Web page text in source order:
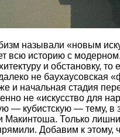
называли «новым
всю историю с
и обстановку, то
не баухаусовская
и начальная стадия
не «искусство для
— кубистскую — тему, в
Макинтоша. Только
Добавим к этому,